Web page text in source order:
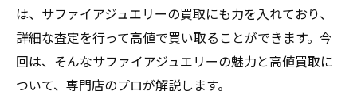
は、サファイアジュエリーの買取にも力を入れており、
詳細な査定を行って高値で買い取ることができます。今
回は、そんなサファイアジュエリーの魅力と高値買取に
ついて、専門店のプロが解説します。